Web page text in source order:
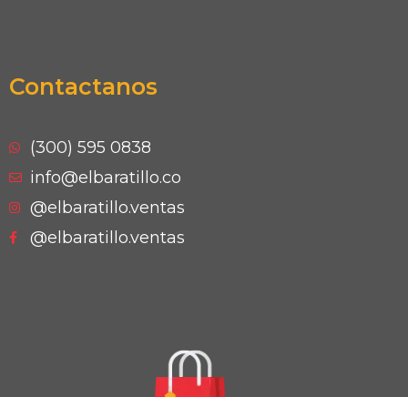
Contactanos
(300) 595 0838
info@elbaratillo.co
@elbaratillo.ventas
@elbaratillo.ventas